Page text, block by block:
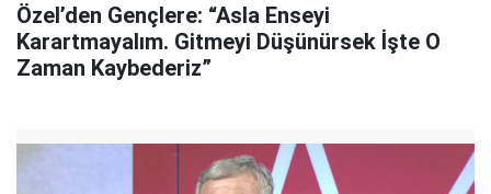
Özel’den Gençlere: “Asla Enseyi
Karartmayalım. Gitmeyi Düşünürsek İşte O
Zaman Kaybederiz”